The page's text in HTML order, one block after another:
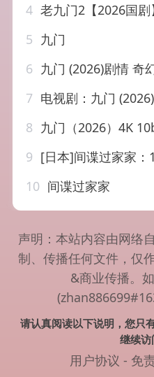
4 老九门2【2026国剧】 更新至 第19集 4K SDR
5 九门
6 九门 (2026)剧情 奇幻 冒险
7 电视剧：九门 (2026) 更
8 九门（2026）4K 10bit
9 [日本]间谍过家家：
10 间谍过家家
声明：本站内容由网络
制、传播任何文件，仅
&商业传播。
请认真阅读以下说明，您只
继续访
用户协议 - 免